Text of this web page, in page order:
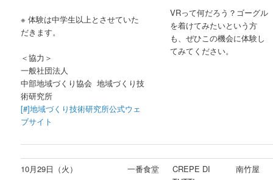
※ 体験は中学生以上とさせていた
だきます。
＜協力＞
一般社団法人
中部地域づくり協会 地域づくり技
術研究所
[#]地域づくり技術研究所公式ウェ
ブサイト
VRって何だろう？ゴーグル
を着けてみたいという方
も、ぜひこの機会に体験し
てみてください。
10月29日（火） 一番食堂
CREPE DI
南竹屋